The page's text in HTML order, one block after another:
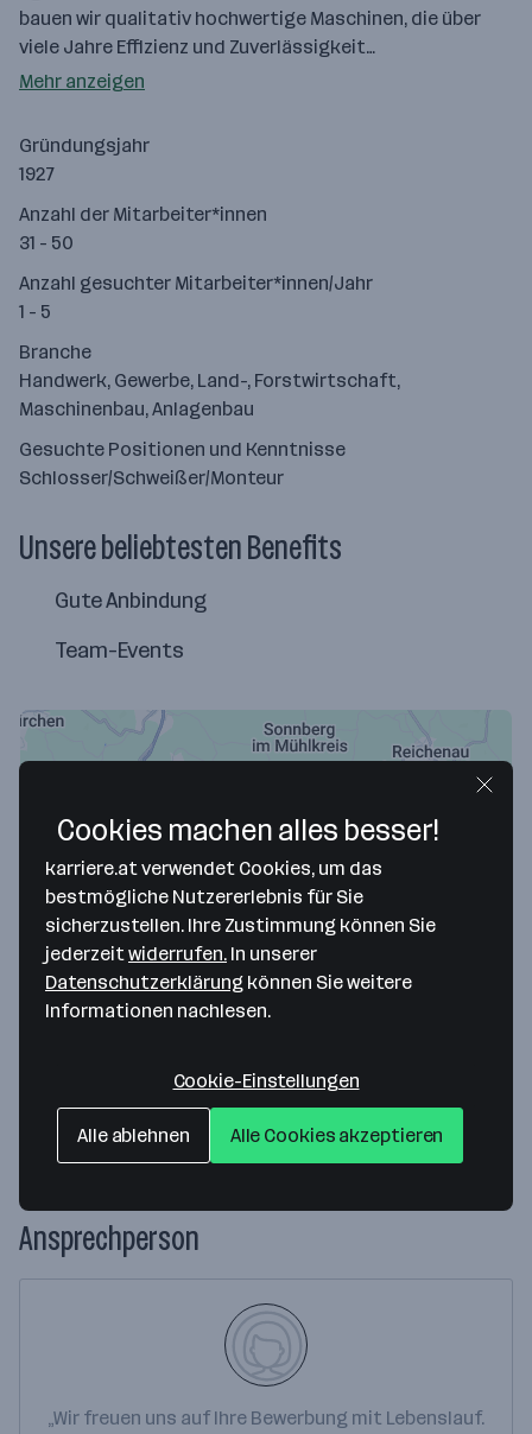
bauen wir qualitativ hochwertige Maschinen, die über
viele Jahre Effizienz und Zuverlässigkeit…
Mehr anzeigen
Gründungsjahr
1927
Anzahl der Mitarbeiter*innen
31 - 50
Anzahl gesuchter Mitarbeiter*innen/Jahr
1 - 5
Branche
Handwerk, Gewerbe, Land-, Forstwirtschaft,
Maschinenbau, Anlagenbau
Gesuchte Positionen und Kenntnisse
Schlosser/Schweißer/Monteur
Unsere beliebtesten Benefits
Gute Anbindung
Team-Events
Auer Landmaschinenbau GmbH
4202 Hellmonsödt— Route berechnen
Webseite
Ansprechperson
„Wir freuen uns auf Ihre Bewerbung mit Lebenslauf.
Cookies machen alles besser!
karriere.at verwendet Cookies, um das
bestmögliche Nutzererlebnis für Sie
sicherzustellen. Ihre Zustimmung können Sie
jederzeit widerrufen. In unserer
Datenschutzerklärung können Sie weitere
Informationen nachlesen.
Cookie-Einstellungen
Alle ablehnen Alle Cookies akzeptieren